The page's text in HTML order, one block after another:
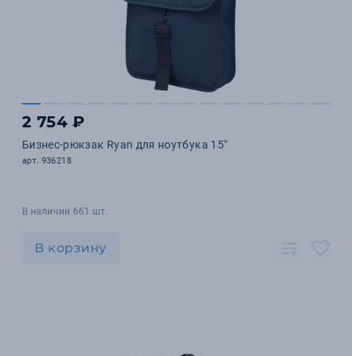
2 754 ₽
Бизнес-рюкзак Ryan для ноутбука 15"
арт. 936218
В наличии 661 шт.
В корзину